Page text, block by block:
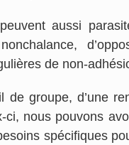
aussi
nonchalance,
de non-
de groupe, d’une
ci, nous pouvons
spécifiques